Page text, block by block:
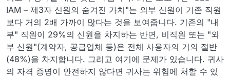
IAM – 제3자 신원의 숨겨진 가치"는 외부 신원이 기존 직원
보다 거의 2배 가까이 많다는 것을 보여줍니다. 기존의 "내
부" 직원이 29%의 신원을 차지하는 반면, 비직원 또는 "외
부 신원"(계약자, 공급업체 등)은 전체 사용자의 거의 절반
(48%)을 차지합니다. 그리고 여기에 문제가 있습니다. 귀사
의 자격 증명이 안전하지 않다면 귀사는 위험에 처할 수 있